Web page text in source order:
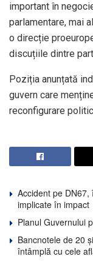
important în
parlamentare, mai
o direcție
discuțiile dintre
Poziția anunțată
guvern care
reconfigurare
Accident pe
implicate în impact
Planul Guvernului
Bancnotele de 20
întâmplă cu cele